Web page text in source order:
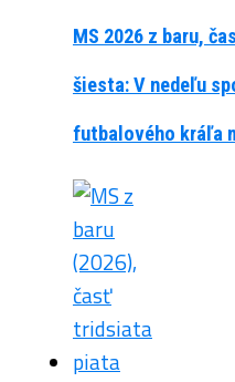
MS 2026 z baru,
šiesta: V nedeľu
futbalového kráľa